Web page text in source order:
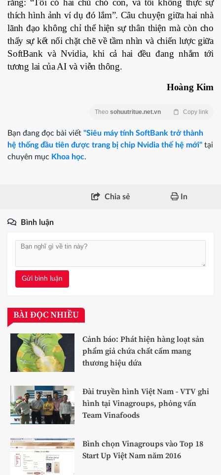
thích hình ảnh ví dụ đó lắm”. Câu chuyện giữa hai nhà
lãnh đạo không chỉ thể hiện sự thân thiện mà còn cho
thấy sự kết nối chặt chẽ về tầm nhìn và chiến lược giữa
SoftBank và Nvidia, khi cả hai đều đang nhắm tới
tương lai của AI và viễn thông.
Hoàng Kim
Theo sohuutritue.net.vn Copy link
Bạn đang đọc bài viết "Siêu máy tính SoftBank trở thành
hệ thống đầu tiên được trang bị chip Nvidia thế hệ mới" tại
chuyên mục Khoa học.
Chia sẻ In
Bình luận
Gửi bình luận
BÀI ĐỌC NHIỀU
Cảnh báo: Phát hiện hàng loạt sản
phẩm giả chứa chất cấm mang
thương hiệu dứa
Đài truyền hình Việt Nam - VTV ghi
hình tại Vinagroups, phỏng vấn
Team Vinafoods
Bình chọn Vinagroups vào Top 18
Start Up Việt Nam năm 2016